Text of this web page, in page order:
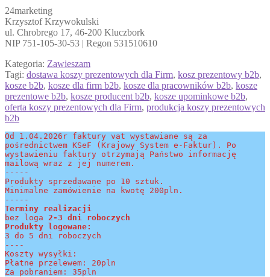
24marketing
Krzysztof Krzywokulski
ul. Chrobrego 17, 46-200 Kluczbork
NIP 751-105-30-53 | Regon 531510610
Kategoria: Zawieszam
Tagi: dostawa koszy prezentowych dla Firm, kosz prezentowy b2b,
kosze b2b, kosze dla firm b2b, kosze dla pracowników b2b, kosze
prezentowe b2b, kosze producent b2b, kosze upominkowe b2b,
oferta koszy prezentowych dla Firm, produkcja koszy prezentowych
b2b
Od 1.04.2026r faktury vat wystawiane są za
pośrednictwem KSeF (Krajowy System e-Faktur). Po
wystawieniu faktury otrzymają Państwo informację
mailową wraz z jej numerem.
-----
Produkty sprzedawane po 10 sztuk.
Minimalne zamówienie na kwotę 200pln.
-----
Terminy realizacji
bez loga 2-3 dni roboczych
Produkty logowane:
3 do 5 dni roboczych
----
Koszty wysyłki:
Płatne przelewem: 20pln
Za pobraniem: 35pln